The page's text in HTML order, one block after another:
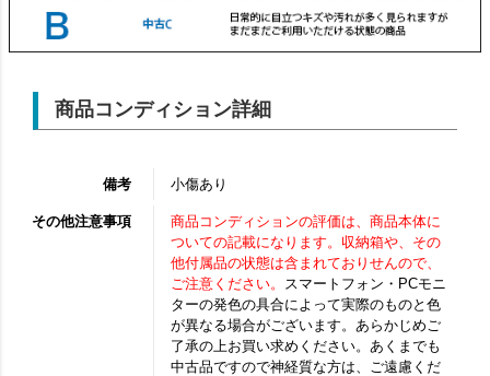
商品コンディション詳細
備考 小傷あり
その他注意事項
商品コンディションの評価は、商品本体に
ついての記載になります。収納箱や、その
他付属品の状態は含まれておりせんので、
ご注意ください。 スマートフォン・PCモニ
ターの発色の具合によって実際のものと色
が異なる場合がございます。あらかじめご
了承の上お買い求めください。あくまでも
中古品ですので神経質な方は、ご遠慮くだ